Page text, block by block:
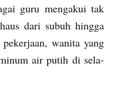
guru mengakui tak
dari subuh hingga
wanita yang
air putih di sela-